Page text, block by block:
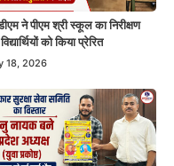
ने पीएम श्री स्कूल का निरीक्षण
को किया प्रेरित
18, 2026